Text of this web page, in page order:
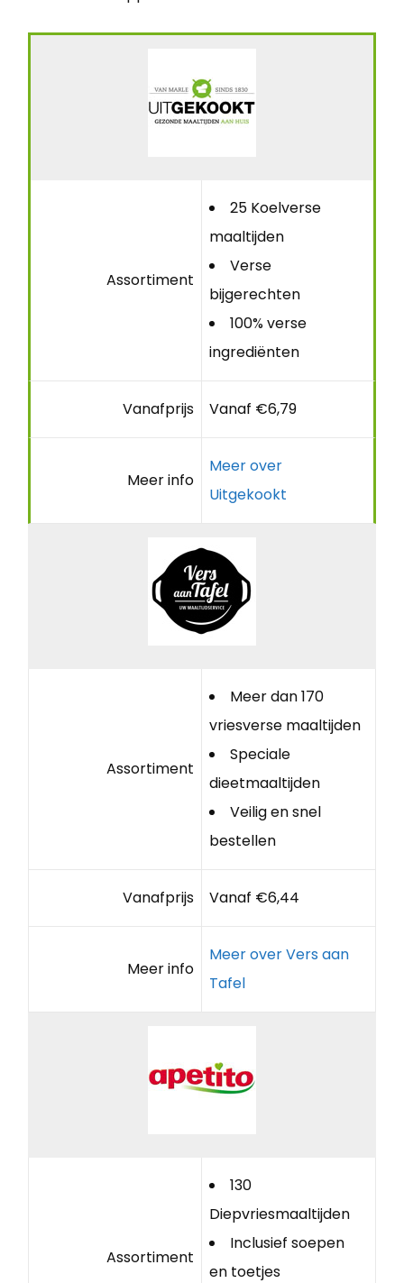
Assortiment
25 Koelverse
maaltijden
Verse
bijgerechten
100% verse
ingrediënten
Vanafprijs Vanaf €6,79
Meer info
Meer over
Uitgekookt
Assortiment
Meer dan 170
vriesverse maaltijden
Speciale
dieetmaaltijden
Veilig en snel
bestellen
Vanafprijs Vanaf €6,44
Meer info
Meer over Vers aan
Tafel
Assortiment
130
Diepvriesmaaltijden
Inclusief soepen
en toetjes